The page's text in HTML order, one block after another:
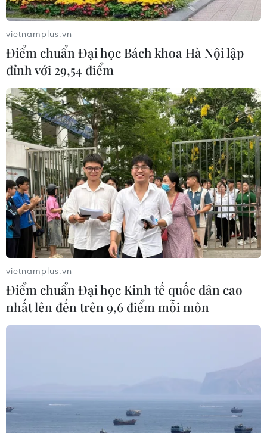
vietnamplus.vn
Điểm chuẩn Đại học Bách khoa Hà Nội lập
đỉnh với 29,54 điểm
vietnamplus.vn
Điểm chuẩn Đại học Kinh tế quốc dân cao
nhất lên đến trên 9,6 điểm mỗi môn